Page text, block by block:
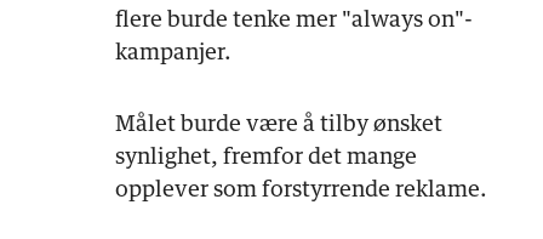
flere burde tenke mer "always on"-
kampanjer.
Målet burde være å tilby ønsket
synlighet, fremfor det mange
opplever som forstyrrende reklame.